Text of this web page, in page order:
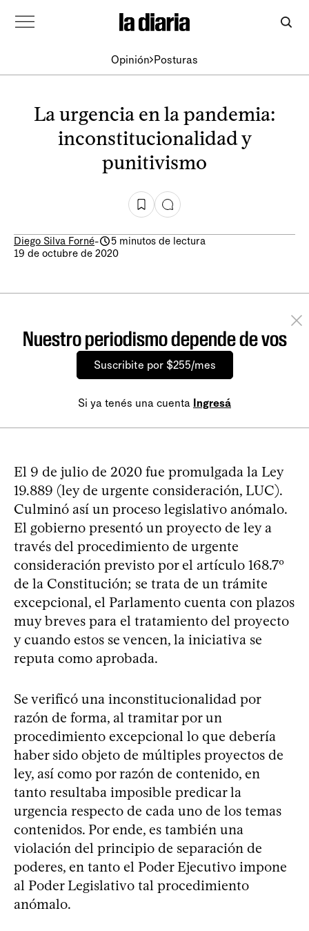
Opinión Posturas
La urgencia en la pandemia:
inconstitucionalidad y
punitivismo
Diego Silva Forné-
5 minutos de lectura
19 de octubre de 2020
Nuestro periodismo depende de vos
Suscribite por $255/mes
Si ya tenés una cuenta Ingresá
El 9 de julio de 2020 fue promulgada la Ley
19.889 (ley de urgente consideración, LUC).
Culminó así un proceso legislativo anómalo.
El gobierno presentó un proyecto de ley a
través del procedimiento de urgente
consideración previsto por el artículo 168.7º
de la Constitución; se trata de un trámite
excepcional, el Parlamento cuenta con plazos
muy breves para el tratamiento del proyecto
y cuando estos se vencen, la iniciativa se
reputa como aprobada.
Se verificó una inconstitucionalidad por
razón de forma, al tramitar por un
procedimiento excepcional lo que debería
haber sido objeto de múltiples proyectos de
ley, así como por razón de contenido, en
tanto resultaba imposible predicar la
urgencia respecto de cada uno de los temas
contenidos. Por ende, es también una
violación del principio de separación de
poderes, en tanto el Poder Ejecutivo impone
al Poder Legislativo tal procedimiento
anómalo.